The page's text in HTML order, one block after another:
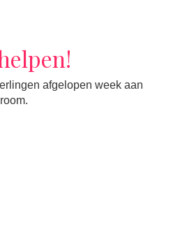
afgelopen week aan